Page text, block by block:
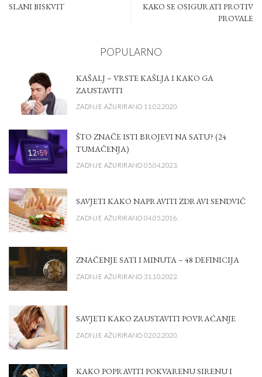
SLANI BISKVIT
KAKO SE OSIGURATI PROTIV
PROVALE
POPULARNO
KAŠALJ – VRSTE KAŠLJA I KAKO GA
ZAUSTAVITI
ZADNJE AŽURIRANO 11.02.2020.
ŠTO ZNAČE ISTI BROJEVI NA SATU? (24
TUMAČENJA)
ZADNJE AŽURIRANO 05.04.2023.
SAVJETI KAKO NAPRAVITI ZDRAVI SENDVIČ
ZADNJE AŽURIRANO 04.05.2016.
ZNAČENJE SATI I MINUTA – 48 DEFINICIJA
ZADNJE AŽURIRANO 31.10.2022.
SAVJETI KAKO ZAUSTAVITI POVRAĆANJE
ZADNJE AŽURIRANO 02.02.2020.
KAKO POPRAVITI POKVARENU SIRENU I